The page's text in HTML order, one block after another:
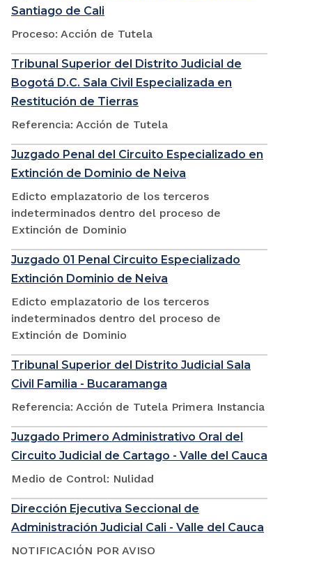
Santiago de Cali
Proceso: Acción de Tutela
Tribunal Superior del Distrito Judicial de
Bogotá D.C. Sala Civil Especializada en
Restitución de Tierras
Referencia: Acción de Tutela
Juzgado Penal del Circuito Especializado en
Extinción de Dominio de Neiva
Edicto emplazatorio de los terceros
indeterminados dentro del proceso de
Extinción de Dominio
Juzgado 01 Penal Circuito Especializado
Extinción Dominio de Neiva
Edicto emplazatorio de los terceros
indeterminados dentro del proceso de
Extinción de Dominio
Tribunal Superior del Distrito Judicial Sala
Civil Familia - Bucaramanga
Referencia: Acción de Tutela Primera Instancia
Juzgado Primero Administrativo Oral del
Circuito Judicial de Cartago - Valle del Cauca
Medio de Control: Nulidad
Dirección Ejecutiva Seccional de
Administración Judicial Cali - Valle del Cauca
NOTIFICACIÓN POR AVISO